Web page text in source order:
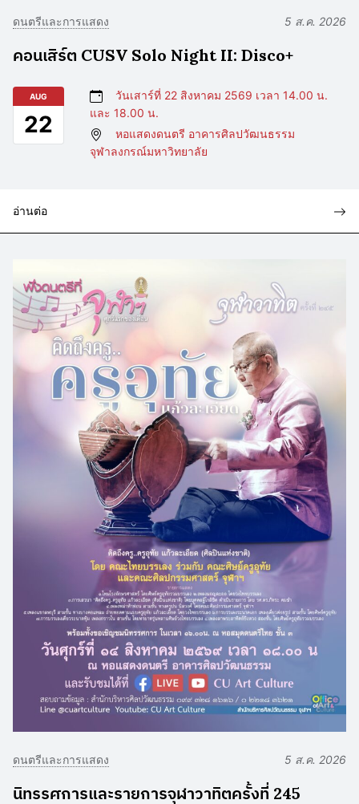
ดนตรีและการแสดง 5 ส.ค. 2026
คอนเสิร์ต CUSV Solo Night II: Disco+
AUG
22
วันเสาร์ที่ 22 สิงหาคม 2569 เวลา 14.00 น.
และ 18.00 น.
หอแสดงดนตรี อาคารศิลปวัฒนธรรม
จุฬาลงกรณ์มหาวิทยาลัย
อ่านต่อ
ดนตรีและการแสดง 5 ส.ค. 2026
นิทรรศการและรายการจุฬาวาทิตครั้งที่ 245